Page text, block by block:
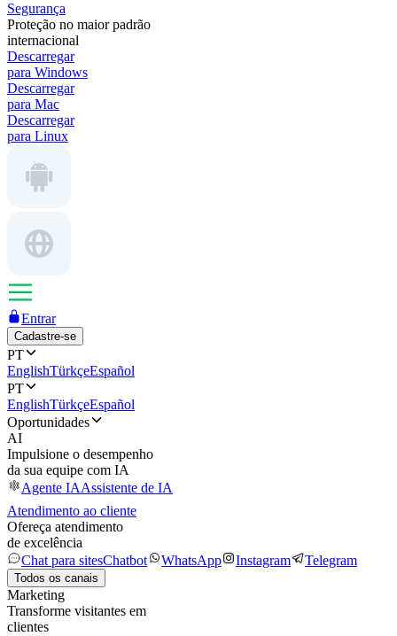
Segurança
Proteção no maior padrão
internacional
Descarregar
para Windows
Descarregar
para Mac
Descarregar
para Linux
Entrar
Cadastre-se
PT
EnglishTürkçeEspañol
PT
EnglishTürkçeEspañol
Oportunidades
AI
Impulsione o desempenho
da sua equipe com IA
Agente IAAssistente de IA
Atendimento ao cliente
Ofereça atendimento
de excelência
Chat para sitesChatbot WhatsApp Instagram Telegram
Todos os canais
Marketing
Transforme visitantes em
clientes